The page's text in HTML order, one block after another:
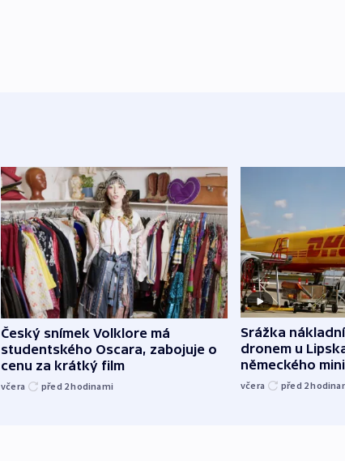
Český snímek Volklore má
studentského Oscara, zabojuje o
cenu za krátký film
včera před 2hodinami
Srážka
dronem u
německého
včera před 2